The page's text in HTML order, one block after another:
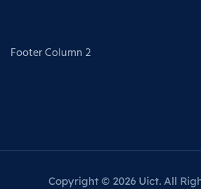
Footer Column 2
Copyright © 2026 Uict. All